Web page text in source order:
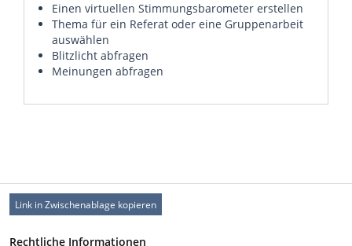
Einen virtuellen Stimmungsbarometer erstellen
Thema für ein Referat oder eine Gruppenarbeit
auswählen
Blitzlicht abfragen
Meinungen abfragen
Link in Zwischenablage kopieren
Rechtliche Informationen